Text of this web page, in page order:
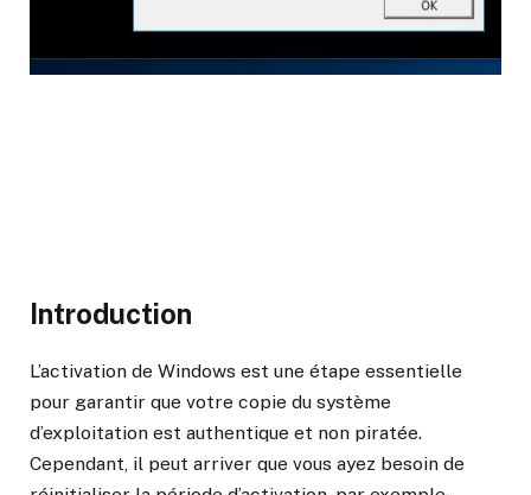
Introduction
L’activation de Windows est une étape essentielle
pour garantir que votre copie du système
d’exploitation est authentique et non piratée.
Cependant, il peut arriver que vous ayez besoin de